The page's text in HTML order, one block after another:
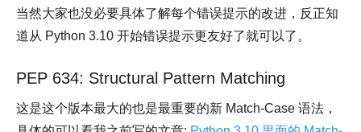
当然大家也没必要具体了解每个错误提示的改进，反正知
道从 Python 3.10 开始错误提示更友好了就可以了。
PEP 634: Structural Pattern Matching
这是这个版本最大的也是最重要的新 Match-Case 语法，